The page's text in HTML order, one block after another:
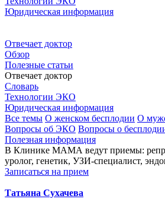
Юридическая информация
Отвечает доктор
Обзор
Полезные статьи
Отвечает доктор
Словарь
Технологии ЭКО
Юридическая информация
Все темы О женском бесплодии О
Вопросы об ЭКО Вопросы о
Полезная информация
В Клинике МАМА ведут приемы:
уролог, генетик, УЗИ-специалист,
Записаться на прием
Татьяна Сухачева